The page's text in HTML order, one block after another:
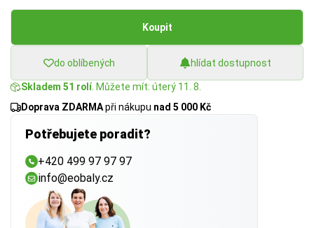
Koupit
do oblíbených hlídat dostupnost
Skladem 51 rolí. Můžete mít: úterý 11. 8.
Doprava ZDARMApři nákupu nad 5 000 Kč
Potřebujete poradit?
+420 499 97 97 97
info@eobaly.cz